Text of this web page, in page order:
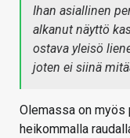
Ihan asiallinen
alkanut näyttö
ostava yleisö
joten ei siinä
Olemassa on myös
heikommalla